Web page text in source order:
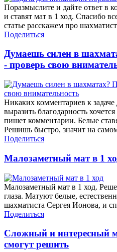
Поразмыслите и дайте ответ в
и ставят мат в 1 ход. Спасибо
статье расскажем про
Поделиться
Думаешь силен в
- проверь свою
Никаких комментариев к задаче
выразить благодарность
пишет комментарии. Белые
Решишь быстро, значит на
Поделиться
Малозаметный мат в 1
Малозаметный мат в 1 ход.
глаза. Матуют белые,
шахматиста Сергея Ионова, и
Поделиться
Сложный и интересный
смогут решить